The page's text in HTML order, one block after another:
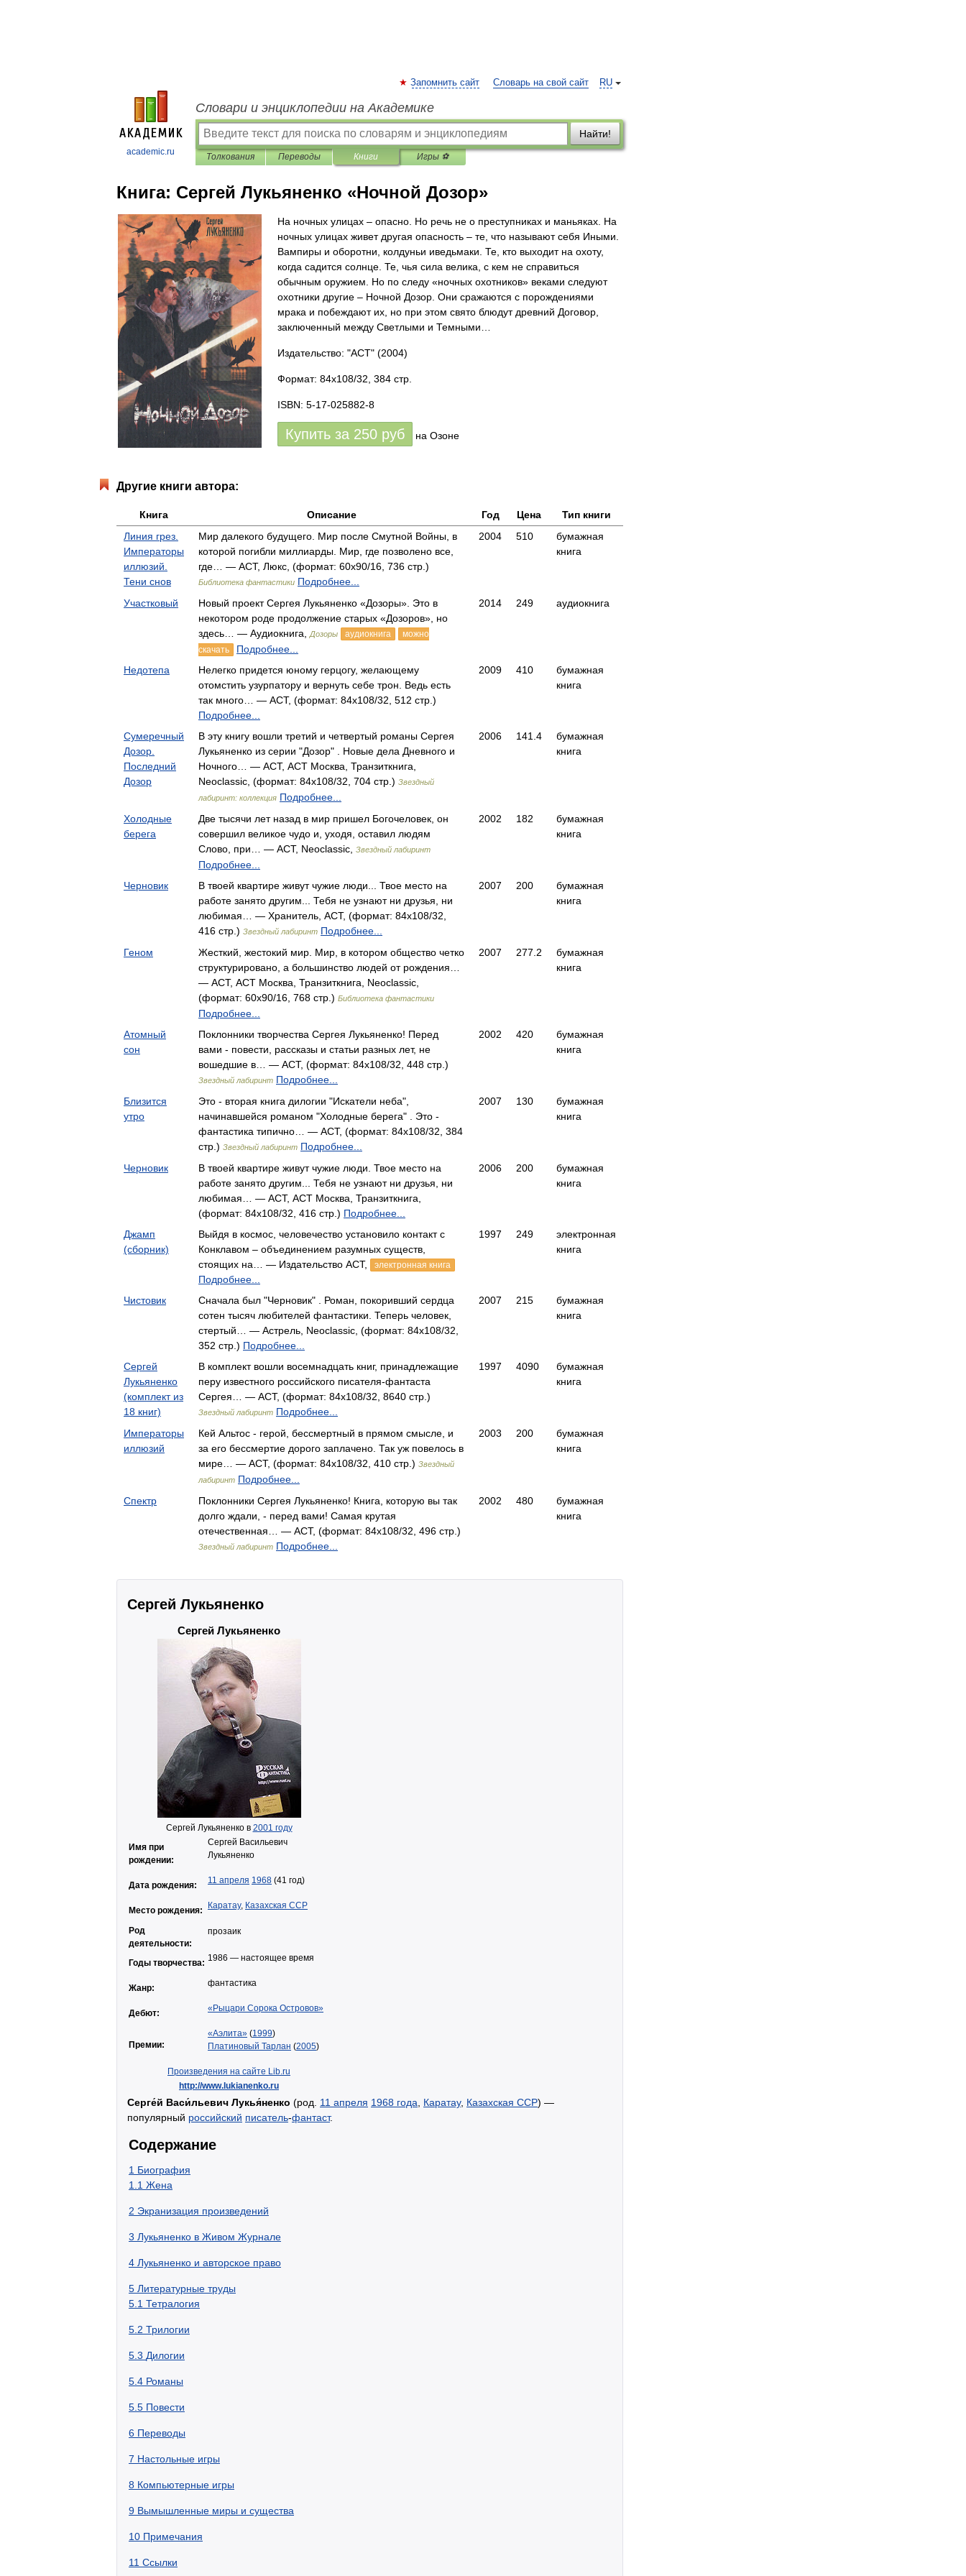
academic.ru
RU
Запомнить сайт Словарь на свой сайт
Словари и энциклопедии на Академике
Найти!
Толкования Переводы Книги Игры ⚽
Книга: Сергей Лукьяненко «Ночной Дозор»
На ночных улицах – опасно. Но речь не о преступниках и маньяках. На
ночных улицах живет другая опасность – те, что называют себя Иными.
Вампиры и оборотни, колдуньи иведьмаки. Те, кто выходит на охоту,
когда садится солнце. Те, чья сила велика, с кем не справиться
обычным оружием. Но по следу «ночных охотников» веками следуют
охотники другие – Ночной Дозор. Они сражаются с порождениями
мрака и побеждают их, но при этом свято блюдут древний Договор,
заключенный между Светлыми и Темными…
Издательство: "АСТ" (2004)
Формат: 84x108/32, 384 стр.
ISBN: 5-17-025882-8
Купить за 250 руб на Озоне
Другие книги автора:
Книга Описание Год Цена
Тип книги
Линия грез.
Императоры
иллюзий.
Тени снов
Мир далекого будущего. Мир после Смутной Войны, в
которой погибли миллиарды. Мир, где позволено все,
где… — АСТ, Люкс, (формат: 60x90/16, 736 стр.)
Библиотека фантастики Подробнее...
2004 510
бумажная
книга
Участковый
Новый проект Сергея Лукьяненко «Дозоры». Это в
некотором роде продолжение старых «Дозоров», но
здесь… — Аудиокнига,
Дозоры аудиокнига
можно
скачать
Подробнее...
2014 249 аудиокнига
Недотепа
Нелегко придется юному герцогу, желающему
отомстить узурпатору и вернуть себе трон. Ведь есть
так много… — АСТ, (формат: 84x108/32, 512 стр.)
Подробнее...
2009 410
бумажная
книга
Сумеречный
Дозор.
Последний
Дозор
В эту книгу вошли третий и четвертый романы Сергея
Лукьяненко из серии "Дозор" . Новые дела Дневного и
Ночного… — АСТ, АСТ Москва, Транзиткнига,
Neoclassic, (формат: 84x108/32, 704 стр.) Звездный
лабиринт: коллекция Подробнее...
2006 141.4
бумажная
книга
Холодные
берега
Две тысячи лет назад в мир пришел Богочеловек, он
совершил великое чудо и, уходя, оставил людям
Слово, при… — АСТ, Neoclassic,
Звездный лабиринт
Подробнее...
2002 182
бумажная
книга
Черновик
В твоей квартире живут чужие люди... Твое место на
работе занято другим... Тебя не узнают ни друзья, ни
любимая… — Хранитель, АСТ, (формат: 84x108/32,
416 стр.) Звездный лабиринт Подробнее...
2007 200
бумажная
книга
Геном
Жесткий, жестокий мир. Мир, в котором общество четко
структурировано, а большинство людей от рождения…
— АСТ, АСТ Москва, Транзиткнига, Neoclassic,
(формат: 60x90/16, 768 стр.) Библиотека фантастики
Подробнее...
2007 277.2
бумажная
книга
Атомный
сон
Поклонники творчества Сергея Лукьяненко! Перед
вами - повести, рассказы и статьи разных лет, не
вошедшие в… — АСТ, (формат: 84x108/32, 448 стр.)
Звездный лабиринт Подробнее...
2002 420
бумажная
книга
Близится
утро
Это - вторая книга дилогии "Искатели неба",
начинавшейся романом "Холодные берега" . Это -
фантастика типично… — АСТ, (формат: 84x108/32, 384
стр.) Звездный лабиринт Подробнее...
2007 130
бумажная
книга
Черновик
В твоей квартире живут чужие люди. Твое место на
работе занято другим... Тебя не узнают ни друзья, ни
любимая… — АСТ, АСТ Москва, Транзиткнига,
(формат: 84x108/32, 416 стр.) Подробнее...
2006 200
бумажная
книга
Джамп
(сборник)
Выйдя в космос, человечество установило контакт с
Конклавом – объединением разумных существ,
стоящих на… — Издательство АСТ,
электронная книга
Подробнее...
1997 249
электронная
книга
Чистовик
Сначала был "Черновик" . Роман, покоривший сердца
сотен тысяч любителей фантастики. Теперь человек,
стертый… — Астрель, Neoclassic, (формат: 84x108/32,
352 стр.) Подробнее...
2007 215
бумажная
книга
Сергей
Лукьяненко
(комплект из
18 книг)
В комплект вошли восемнадцать книг, принадлежащие
перу известного российского писателя-фантаста
Сергея… — АСТ, (формат: 84x108/32, 8640 стр.)
Звездный лабиринт Подробнее...
1997 4090
бумажная
книга
Императоры
иллюзий
Кей Альтос - герой, бессмертный в прямом смысле, и
за его бессмертие дорого заплачено. Так уж повелось в
мире… — АСТ, (формат: 84x108/32, 410 стр.) Звездный
лабиринт Подробнее...
2003 200
бумажная
книга
Спектр
Поклонники Сергея Лукьяненко! Книга, которую вы так
долго ждали, - перед вами! Самая крутая
отечественная… — АСТ, (формат: 84x108/32, 496 стр.)
Звездный лабиринт Подробнее...
2002 480
бумажная
книга
Сергей Лукьяненко
Сергей Лукьяненко
Сергей Лукьяненко в 2001 году
Имя при
рождении:
Сергей Васильевич
Лукьяненко
Дата рождения: 11 апреля 1968 (41 год)
Место рождения: Каратау, Казахская ССР
Род
деятельности:
прозаик
Годы творчества: 1986 — настоящее время
Жанр: фантастика
Дебют: «Рыцари Сорока Островов»
Премии:
«Аэлита» (1999)
Платиновый Тарлан (2005)
Произведения на сайте Lib.ru
http://www.lukianenko.ru
Серге́й Васи́льевич Лукья́ненко (род. 11 апреля 1968 года Каратау, Казахская ССР) —
популярный российский писатель-фантаст.
Содержание
1 Биография
1.1 Жена
2 Экранизация произведений
3 Лукьяненко в Живом Журнале
4 Лукьяненко и авторское право
5 Литературные труды
5.1 Тетралогия
5.2 Трилогии
5.3 Дилогии
5.4 Романы
5.5 Повести
6 Переводы
7 Настольные игры
8 Компьютерные игры
9 Вымышленные миры и существа
10 Примечания
11 Ссылки